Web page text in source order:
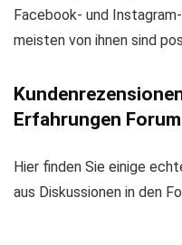
Facebook- und
meisten von ihnen sind
Erfahrungen Forum
Hier finden Sie einige
aus Diskussionen in den